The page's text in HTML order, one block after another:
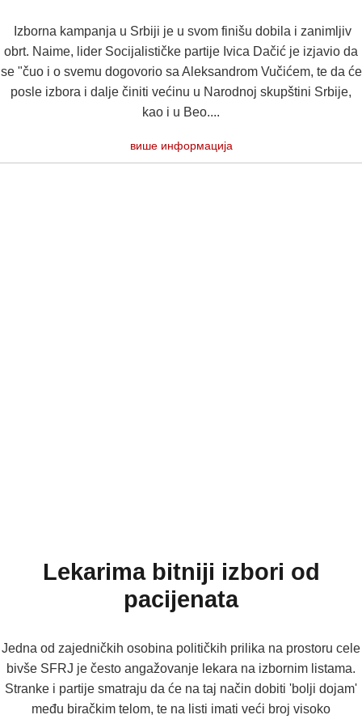
Izborna kampanja u Srbiji je u svom finišu dobila i zanimljiv
obrt. Naime, lider Socijalističke partije Ivica Dačić je izjavio da
se "čuo i o svemu dogovorio sa Aleksandrom Vučićem, te da će
posle izbora i dalje činiti većinu u Narodnoj skupštini Srbije,
kao i u Beo....
више информација
Lekarima bitniji izbori od
pacijenata
Jedna od zajedničkih osobina političkih prilika na prostoru cele
bivše SFRJ je često angažovanje lekara na izbornim listama.
Stranke i partije smatraju da će na taj način dobiti 'bolji dojam'
među biračkim telom, te na listi imati veći broj visoko